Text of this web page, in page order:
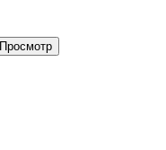
Просмотр